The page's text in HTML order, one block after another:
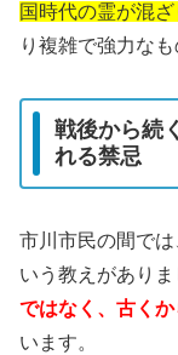
国時代の霊が混ざ
り複雑で強力な
戦後から続
れる禁忌
市川市民の間で
いう教えがありま
ではなく、古く
います。